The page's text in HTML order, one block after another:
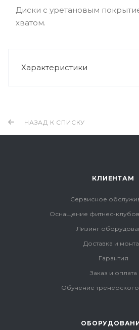
Диски с уретановым
хватом.
Характеристики
НАЗАД К СПИСКУ
КЛИЕНТАМ
Сервисное
Оснащение фитнес-
Лизинг
Доставка и
Гарантия
Заказ и оплата
Обучение тренерского